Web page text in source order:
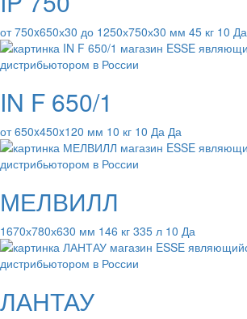
от 750x650х30 до 1250х750х30 мм 45 кг 10 Да
IN F 650/1
от 650x450x120 мм 10 кг 10 Да Да
МЕЛВИЛЛ
1670х780х630 мм 146 кг 335 л 10 Да
ЛАНТАУ